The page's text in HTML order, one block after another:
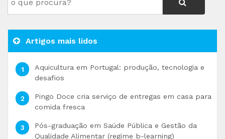
Artigos mais lidos
Aquicultura em Portugal: produção, tecnologia e
desafios
Pingo Doce cria serviço de entregas em casa para
comida fresca
Pós-graduação em Saúde Pública e Gestão da
Qualidade Alimentar (regime b-learning)